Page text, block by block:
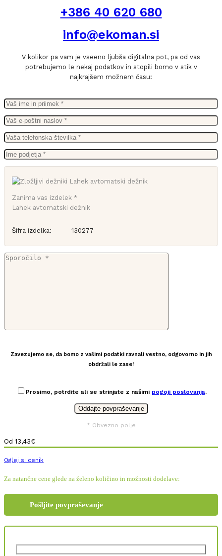
+386 40 620 680
info@ekoman.si
V kolikor pa vam je vseeno ljubša digitalna pot, pa od vas
potrebujemo le nekaj podatkov in stopili bomo v stik v
najkrajšem možnem času:
Zanima vas izdelek *
Lahek avtomatski dežnik
Šifra izdelka: 130277
Zavezujemo se, da bomo z vašimi podatki ravnali vestno, odgovorno in jih
obdržali le zase!
Prosimo, potrdite ali se strinjate z našimi pogoji poslovanja.
* Obvezno polje
Od 13,43€
Oglej si cenik
Za natančne cene glede na želeno količino in možnosti dodelave:
Pošljite povpraševanje